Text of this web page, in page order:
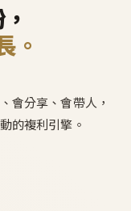
。
會分享、會帶人，
的複利引擎。